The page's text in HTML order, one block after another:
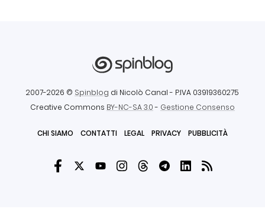
2007-2026 © Spinblog di Nicolò Canal - P.IVA 03919360275
Creative Commons BY-NC-SA 3.0- Gestione Consenso
CHI SIAMO CONTATTI LEGAL PRIVACY PUBBLICITÀ